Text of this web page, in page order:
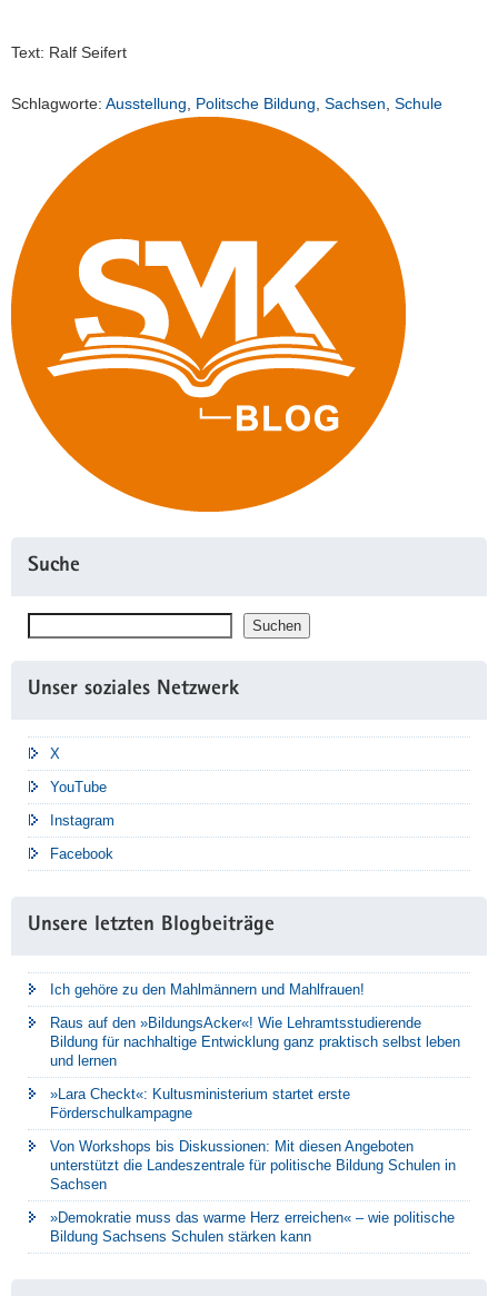
Text: Ralf Seifert
Schlagworte: Ausstellung Politsche Bildung Sachsen Schule
Suche
Suchen Suchen
Unser soziales Netzwerk
X
YouTube
Instagram
Facebook
Unsere letzten Blogbeiträge
Ich gehöre zu den Mahlmännern und Mahlfrauen!
Raus auf den »BildungsAcker«! Wie Lehramtsstudierende
Bildung für nachhaltige Entwicklung ganz praktisch selbst leben
und lernen
»Lara Checkt«: Kultusministerium startet erste
Förderschulkampagne
Von Workshops bis Diskussionen: Mit diesen Angeboten
unterstützt die Landeszentrale für politische Bildung Schulen in
Sachsen
»Demokratie muss das warme Herz erreichen« – wie politische
Bildung Sachsens Schulen stärken kann